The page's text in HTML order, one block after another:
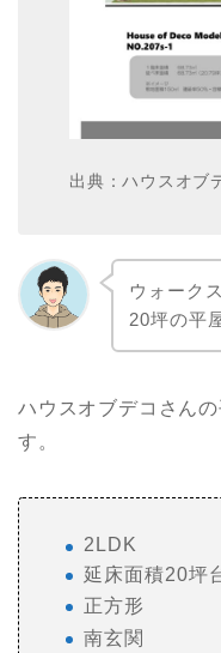
出典：ハウスオブ
ウォーク
20坪の平
ハウスオブデコさん
す。
2LDK
延床面積20坪
正方形
南玄関